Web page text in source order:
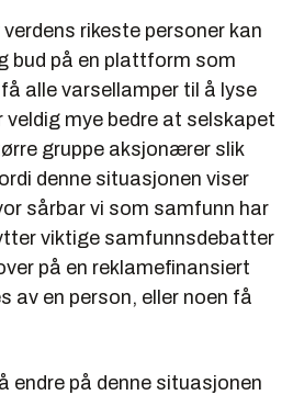
rikeste personer kan
bud på en plattform som
alle varsellamper til å lyse
veldig mye bedre at selskapet
gruppe aksjonærer slik
denne situasjonen viser
sårbar vi som samfunn har
viktige samfunnsdebatter
på en reklamefinansiert
av en person, eller noen få
endre på denne situasjonen